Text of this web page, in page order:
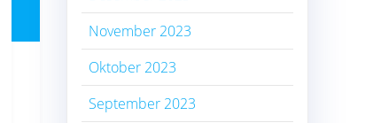
November 2023
Oktober 2023
September 2023